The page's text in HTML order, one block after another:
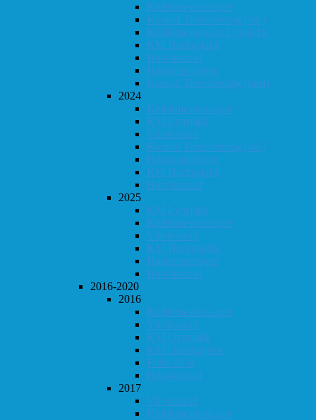
Klubbmesterskapet
Konrad Timestrening (vår)
Klubbmesterskap Lynsjakk
KM Hurtigsjakk
Høst-konrad
Høstturneringen
Konrad Timestrening (høst)
2024
Klubbmesterskapet
KM Lynsjakk
Vår-konrad
Konrad Timestrening (vår)
Høstturneringen
KM Hurtigsjakk
Høst-konrad
2025
KM Lynsjakk
Klubbmesterskapet
Vår-konrad
KM Hurtigsjakk
Høstturneringen
Høst-konrad
2016-2020
2016
Klubbmesterskapet
Vår-konrad
KM i lynsjakk
KM i hurtigsjakk
Follo 20 år
Høst-konrad
2017
Vår-konrad
Klubbmesterskapet